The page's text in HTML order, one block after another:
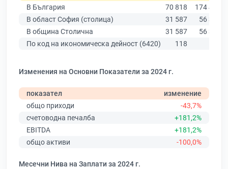
В България
70 818
174 403
В област София (столица)
31 587
56 378
В община Столична
31 587
56 378
По код на икономическа дейност (6420)
118
Изменения на Основни Показатели за 2024 г.
показател
изменение
общо приходи
-43,7%
счетоводна печалба
+181,2%
EBITDA
+181,2%
общо активи
-100,0%
Месечни Нива на Заплати за 2024 г.